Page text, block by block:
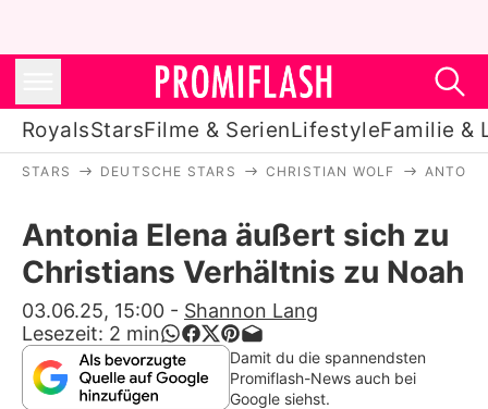
RoyalsStarsFilme & SerienLifestyleFamilie &
Stars
Filme & Serien
Lifestyle
Familie & Liebe
STARS DEUTSCHE STARS CHRISTIAN WOLF
Antonia Elena äußert sich zu
Christians Verhältnis zu Noah
03.06.25, 15:00 - Shannon Lang
Lesezeit: 2 min
Damit du die spannendsten
Promiflash-News auch bei
Google siehst.